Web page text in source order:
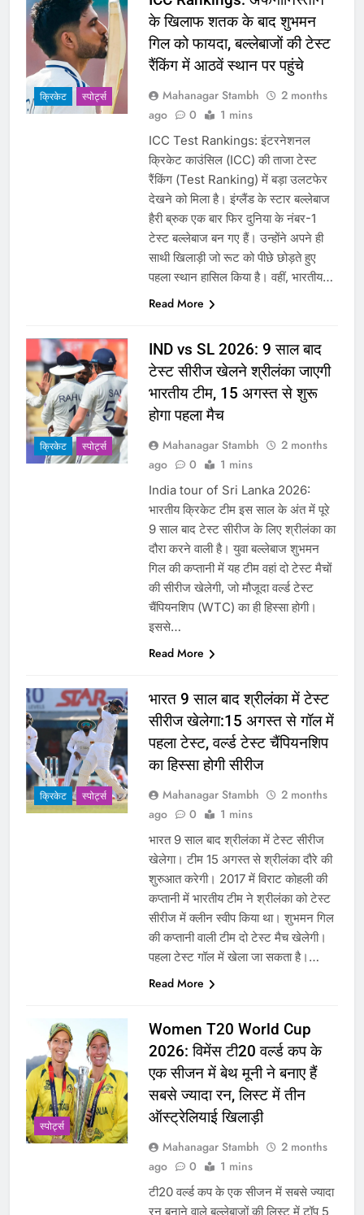
क्रिकेट ‎स्पोर्ट्स
के खिलाफ शतक के बाद शुभमन
गिल को फायदा, बल्लेबाजों की टेस्ट
रैंकिंग में आठवें स्थान पर पहुंचे
Mahanagar Stambh
2 months
ago
0 1 mins
ICC Test Rankings: इंटरनेशनल
क्रिकेट काउंसिल (ICC) की ताजा टेस्ट
रैंकिंग (Test Ranking) में बड़ा उलटफेर
देखने को मिला है। इंग्लैंड के स्टार बल्लेबाज
हैरी ब्रुक एक बार फिर दुनिया के नंबर-1
टेस्ट बल्लेबाज बन गए हैं। उन्होंने अपने ही
साथी खिलाड़ी जो रूट को पीछे छोड़ते हुए
पहला स्थान हासिल किया है। वहीं, भारतीय…
Read More
क्रिकेट ‎स्पोर्ट्स
IND vs SL 2026: 9 साल बाद
टेस्ट सीरीज खेलने श्रीलंका जाएगी
भारतीय टीम, 15 अगस्त से शुरू
होगा पहला मैच
Mahanagar Stambh
2 months
ago
0 1 mins
India tour of Sri Lanka 2026:
भारतीय क्रिकेट टीम इस साल के अंत में पूरे
9 साल बाद टेस्ट सीरीज के लिए श्रीलंका का
दौरा करने वाली है। युवा बल्लेबाज शुभमन
गिल की कप्तानी में यह टीम वहां दो टेस्ट मैचों
की सीरीज खेलेगी, जो मौजूदा वर्ल्ड टेस्ट
चैंपियनशिप (WTC) का ही हिस्सा होगी।
इससे…
Read More
क्रिकेट ‎स्पोर्ट्स
भारत 9 साल बाद श्रीलंका में टेस्ट
सीरीज खेलेगा:15 अगस्त से गॉल में
पहला टेस्ट, वर्ल्ड टेस्ट चैंपियनशिप
का हिस्सा होगी सीरीज
Mahanagar Stambh
2 months
ago
0 1 mins
भारत 9 साल बाद श्रीलंका में टेस्ट सीरीज
खेलेगा। टीम 15 अगस्त से श्रीलंका दौरे की
शुरुआत करेगी। 2017 में विराट कोहली की
कप्तानी में भारतीय टीम ने श्रीलंका को टेस्ट
सीरीज में क्लीन स्वीप किया था। शुभमन गिल
की कप्तानी वाली टीम दो टेस्ट मैच खेलेगी।
पहला टेस्ट गॉल में खेला जा सकता है।…
Read More
‎स्पोर्ट्स
Women T20 World Cup
2026: विमेंस टी20 वर्ल्ड कप के
एक सीजन में बेथ मूनी ने बनाए हैं
सबसे ज्यादा रन, लिस्ट में तीन
ऑस्ट्रेलियाई खिलाड़ी
Mahanagar Stambh
2 months
ago
0 1 mins
टी20 वर्ल्ड कप के एक सीजन में सबसे ज्यादा
रन बनाने वाले बल्लेबाजों की लिस्ट में टॉप 5